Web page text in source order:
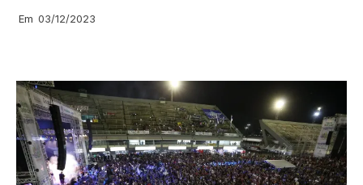
Em 03/12/2023